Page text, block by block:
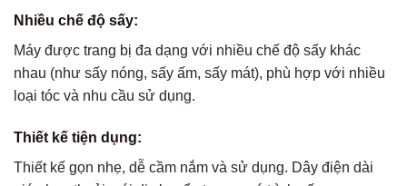
Nhiều chế độ sấy:
Máy được trang bị đa dạng với nhiều chế độ sấy khác
nhau (như sấy nóng, sấy ấm, sấy mát), phù hợp với nhiều
loại tóc và nhu cầu sử dụng.
Thiết kế tiện dụng:
Thiết kế gọn nhẹ, dễ cầm nắm và sử dụng. Dây điện dài